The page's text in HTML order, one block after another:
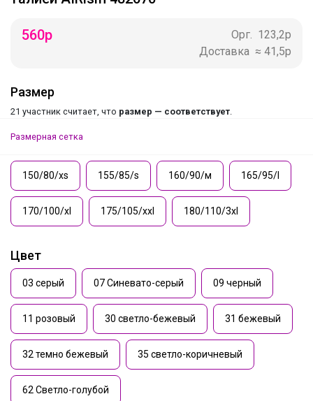
560р Орг.
123,2р
Доставка ≈ 41,5р
Размер
21 участник считает, что размер — соответствует
Размерная сетка
150/80/xs 155/85/s 160/90/м 165/95/l
170/100/xl 175/105/xxl 180/110/3xl
Цвет
03 серый 07 Синевато-серый 09 черный
11 розовый 30 светло-бежевый 31 бежевый
32 темно бежевый 35 светло-коричневый
62 Светло-голубой